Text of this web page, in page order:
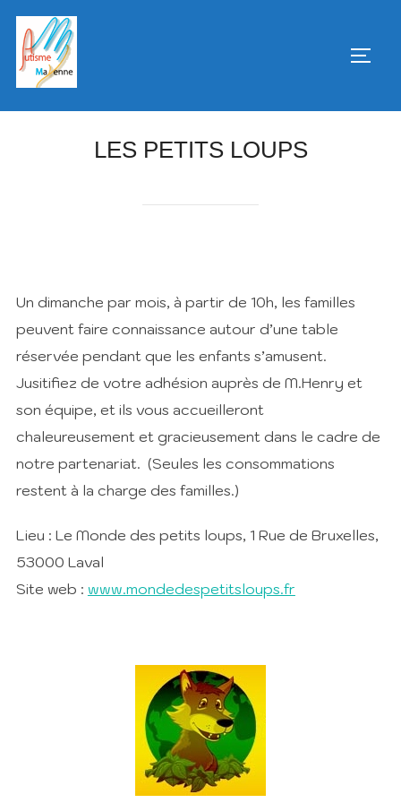
Aller
contenu
LES PETITS LOUPS
Un dimanche par mois, à partir de 10h, les familles
peuvent faire connaissance autour d’une table
réservée pendant que les enfants s’amusent.
Jusitifiez de votre adhésion auprès de M.Henry et
son équipe, et ils vous accueilleront
chaleureusement et gracieusement dans le cadre de
notre partenariat. (Seules les consommations
restent à la charge des familles.)
Lieu : Le Monde des petits loups, 1 Rue de Bruxelles,
53000 Laval
Site web : www.mondedespetitsloups.fr